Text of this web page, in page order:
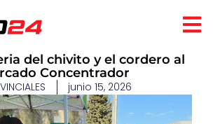
del chivito y el cordero al
Concentrador
junio 15, 2026